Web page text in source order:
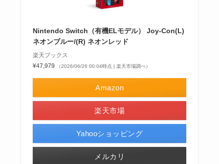
Nintendo Switch（有機ELモデル） Joy-Con(L)
ネオンブルー/(R) ネオンレッド
楽天ブックス
¥47,979
（2026/06/26 00:04時点 | 楽天市場調べ）
Amazon
楽天市場
Yahooショッピング
メルカリ